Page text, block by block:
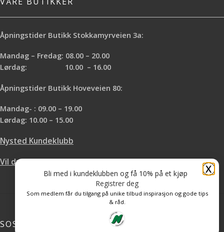
Åpningstider Butikk Stokkamyrveien 3a:
Mandag – Fredag: 08.00 – 20.00
Lørdag: 10.00 – 16.00
Åpningstider Butikk Hoveveien 80:
Mandag- : 09.00 – 19.00
Lørdag: 10.00 – 15.00
Nysted Kundeklubb
Vil du leie hos oss?
SOSIALE MEDIER
X
Bli med i kundeklubben og få 10% på et kjøp
Registrer deg
Som medlem får du tilgang på unike tilbud inspirasjon og gode tips
& råd.